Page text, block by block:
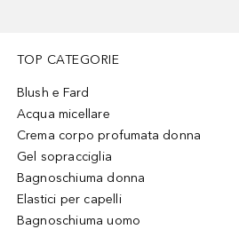
TOP CATEGORIE
Blush e Fard
Acqua micellare
Crema corpo profumata donna
Gel sopracciglia
Bagnoschiuma donna
Elastici per capelli
Bagnoschiuma uomo